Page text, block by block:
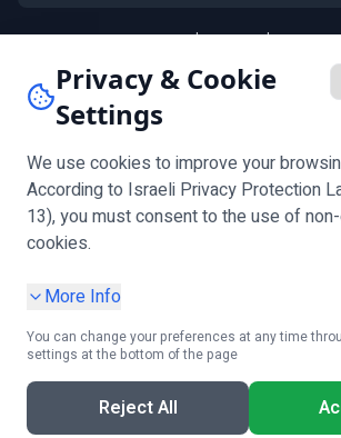
הפרטיותוליצירת קשר לגבי פנייתי
שיווקיים ומבצעים (אופציונלי)
לפני מילוי הטופס
בקשת מידע אישי
Privacy & Cookie
Settings
We use cookies to improve your
According to Israeli Privacy Protection
13), you must consent to the use of
cookies.
More Info
You can change your preferences at any time
settings at the bottom of the page
Reject All